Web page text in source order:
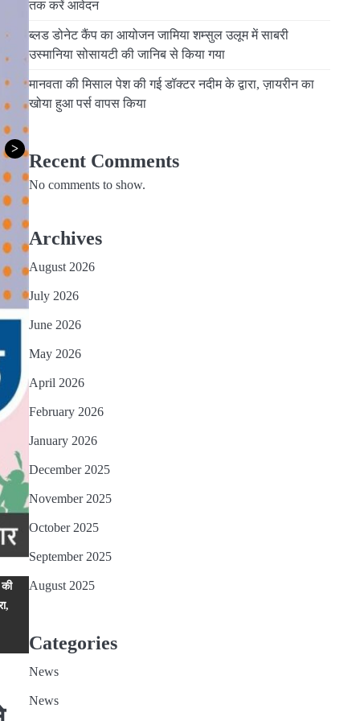
>
तक करें आवेदन
ब्लड डोनेट कैंप का आयोजन जामिया शम्सुल उलूम में साबरी
उस्मानिया सोसायटी की जानिब से किया गया
मानवता की मिसाल पेश की गई डॉक्टर नदीम के द्वारा, ज़ायरीन का
खोया हुआ पर्स वापस किया
Recent Comments
No comments to show.
Archives
August 2026
July 2026
June 2026
May 2026
April 2026
February 2026
January 2026
December 2025
November 2025
October 2025
September 2025
August 2025
Categories
News
News